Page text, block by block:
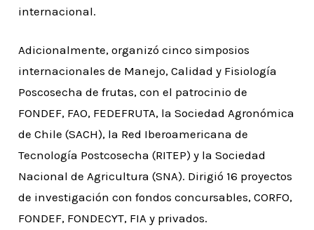
internacional.
Adicionalmente, organizó cinco simposios
internacionales de Manejo, Calidad y Fisiología
Poscosecha de frutas, con el patrocinio de
FONDEF, FAO, FEDEFRUTA, la Sociedad Agronómica
de Chile (SACH), la Red Iberoamericana de
Tecnología Postcosecha (RITEP) y la Sociedad
Nacional de Agricultura (SNA). Dirigió 16 proyectos
de investigación con fondos concursables, CORFO,
FONDEF, FONDECYT, FIA y privados.